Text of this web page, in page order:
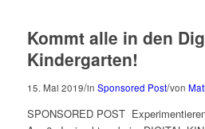
Kommt alle in den
Kindergarten!
15. Mai 2019/in Sponsored Post/von
SPONSORED POST